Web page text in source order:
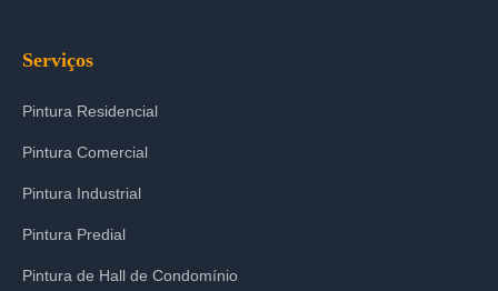
Serviços
Pintura Residencial
Pintura Comercial
Pintura Industrial
Pintura Predial
Pintura de Hall de Condomínio